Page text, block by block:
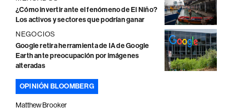
¿Cómo invertir ante el fenómeno de El Niño?
Los activos y sectores que podrían ganar
NEGOCIOS
Google retira herramienta de IA de Google
Earth ante preocupación por imágenes
alteradas
OPINIÓN BLOOMBERG
Matthew Brooker